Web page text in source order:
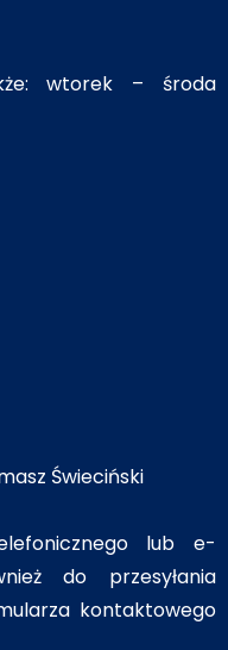
wtorek – środa
Świeciński
lub e-
do przesyłania
kontaktowego